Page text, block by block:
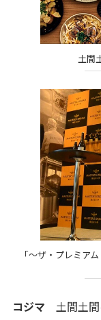
土間
「～ザ・プレミア
コジマ 土間土間